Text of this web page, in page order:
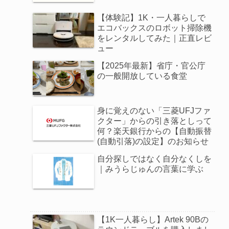
【体験記】1K・一人暮らしで
エコバックスのロボット掃除機
をレンタルしてみた｜正直レビ
ュー
【2025年最新】省庁・官公庁
の一般開放している食堂
身に覚えのない「三菱UFJファ
クター」からの引き落としって
何？楽天銀行からの【自動振替
(自動引落)の設定】のお知らせ
自分探しではなく自分なくしを
｜みうらじゅんの言葉に学ぶ
【1K一人暮らし】Artek 90Bの